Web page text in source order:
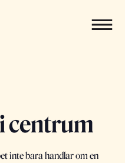
centrum
inte bara handlar om en